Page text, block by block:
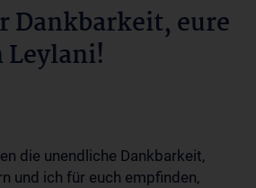
Dankbarkeit, eure
die unendliche Dankbarkeit,
und ich für euch empfinden,